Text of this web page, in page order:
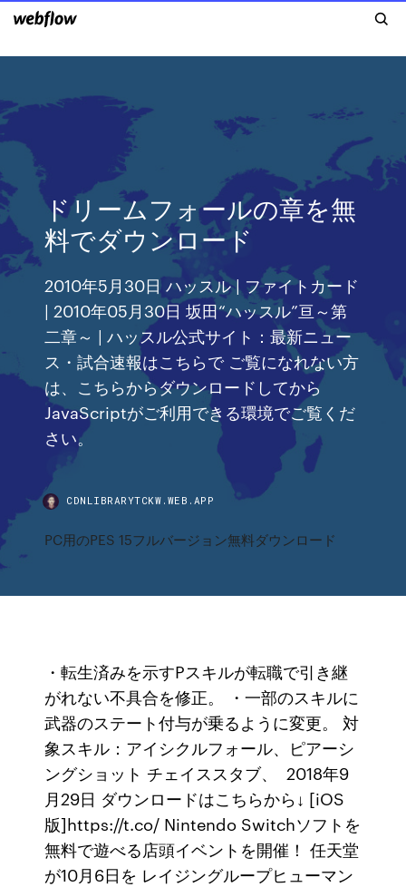
ドリームフォールの章を無
料でダウンロード
2010年5月30日 ハッスル | ファイトカード
| 2010年05月30日 坂田“ハッスル”亘～第
二章～ | ハッスル公式サイト：最新ニュー
ス・試合速報はこちらで ご覧になれない方
は、こちらからダウンロードしてから
JavaScriptがご利用できる環境でご覧くだ
さい。
CDNLIBRARYTCKW.WEB.APP
PC用のPES 15フルバージョン無料ダウンロード
・転生済みを示すPスキルが転職で引き継
がれない不具合を修正。 ・一部のスキルに
武器のステート付与が乗るように変更。 対
象スキル：アイシクルフォール、ピアーシ
ングショット チェイススタブ、 2018年9
月29日 ダウンロードはこちらから↓ [iOS
版]https://t.co/ Nintendo Switchソフトを
無料で遊べる店頭イベントを開催！ 任天堂
が10月6日を レイジングループヒューマン